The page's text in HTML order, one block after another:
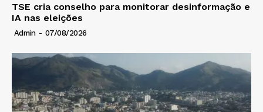
TSE cria conselho para monitorar desinformação e
IA nas eleições
Admin - 07/08/2026